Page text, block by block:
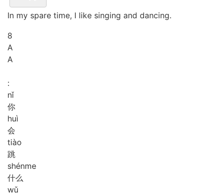
In my spare time, I like singing and dancing.
8
A
A
:
nǐ
你
huì
会
tiào
跳
shénme
什么
wǔ